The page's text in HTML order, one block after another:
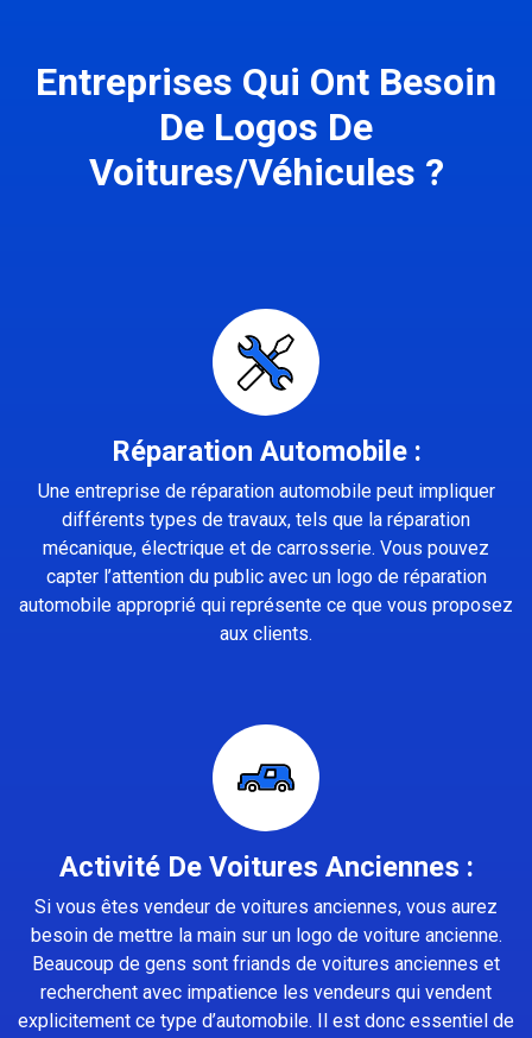
Entreprises Qui Ont Besoin
De Logos De
Voitures/Véhicules ?
Réparation Automobile :
Une entreprise de réparation automobile peut impliquer
différents types de travaux, tels que la réparation
mécanique, électrique et de carrosserie. Vous pouvez
capter l’attention du public avec un logo de réparation
automobile approprié qui représente ce que vous proposez
aux clients.
Activité De Voitures Anciennes :
Si vous êtes vendeur de voitures anciennes, vous aurez
besoin de mettre la main sur un logo de voiture ancienne.
Beaucoup de gens sont friands de voitures anciennes et
recherchent avec impatience les vendeurs qui vendent
explicitement ce type d’automobile. Il est donc essentiel de